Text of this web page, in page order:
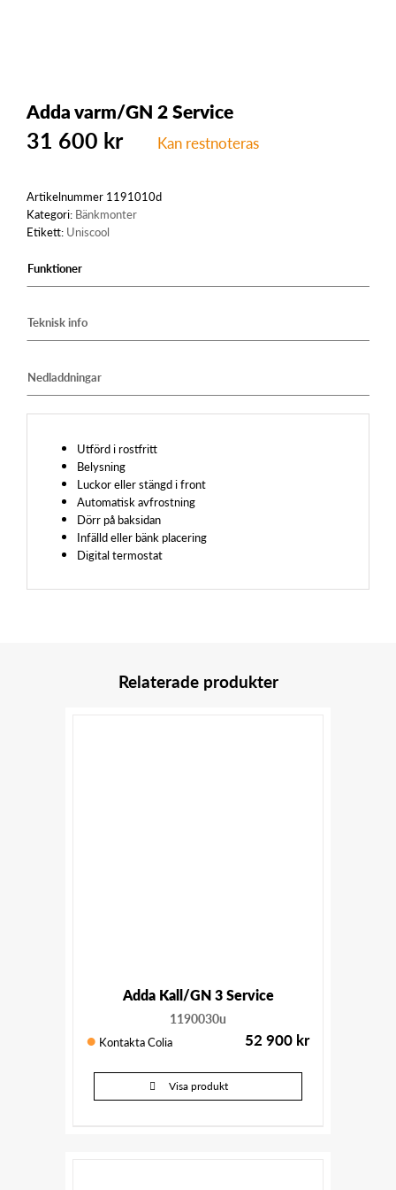
Adda varm/GN 2 Service
31 600 kr Kan restnoteras
Artikelnummer 1191010d
Kategori: Bänkmonter
Etikett: Uniscool
Funktioner
Teknisk info
Nedladdningar
Utförd i rostfritt
Belysning
Luckor eller stängd i front
Automatisk avfrostning
Dörr på baksidan
Infälld eller bänk placering
Digital termostat
Relaterade produkter
Adda Kall/GN 3 Service
1190030u
Kontakta Colia 52 900 kr
Visa produkt